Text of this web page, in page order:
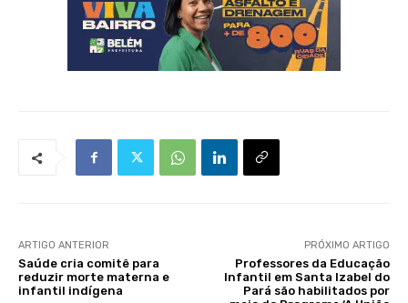
ARTIGO ANTERIOR
Saúde cria comitê para
reduzir morte materna e
infantil indígena
PRÓXIMO ARTIGO
Professores da Educação
Infantil em Santa Izabel do
Pará são habilitados por